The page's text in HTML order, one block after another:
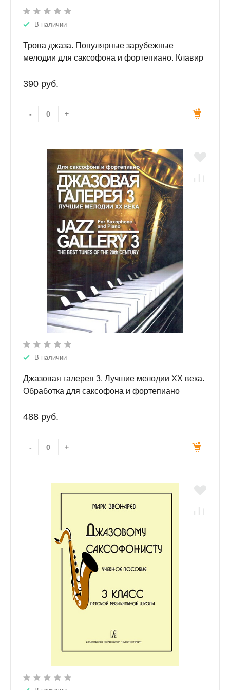
В наличии
Тропа джаза. Популярные зарубежные
мелодии для саксофона и фортепиано. Клавир
390 руб.
- +
В наличии
Джазовая галерея 3. Лучшие мелодии ХХ века.
Обработка для саксофона и фортепиано
488 руб.
- +